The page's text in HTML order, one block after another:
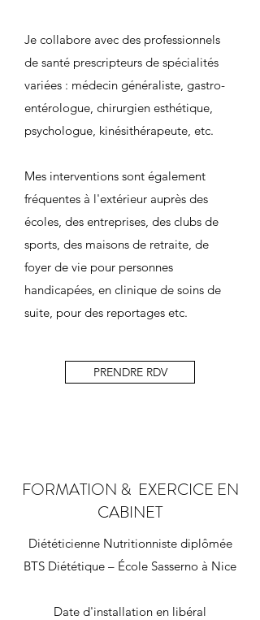
Je collabore avec des professionnels
de santé prescripteurs de spécialités
variées : médecin généraliste, gastro-
entérologue, chirurgien esthétique,
psychologue, kinésithérapeute, etc.
Mes interventions sont également
fréquentes à l'extérieur auprès des
écoles, des entreprises, des clubs de
sports, des maisons de retraite, de
foyer de vie pour personnes
handicapées, en clinique de soins de
suite, pour des reportages etc.
PRENDRE RDV
FORMATION & EXERCICE EN
CABINET
Diététicienne Nutritionniste diplômée
BTS Diététique – École Sasserno à Nice
Date d'installation en libéral